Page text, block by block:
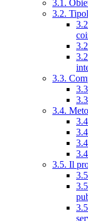
3.1.
3.2.
3.3.
3.4.
3.5. Il